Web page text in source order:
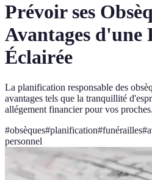
Prévoir ses
Avantages
Éclairée
La planification responsable des
avantages tels que la tranquillité
allégement financier pour vos proches.
#obsèques#planification#funérailles#
personnel